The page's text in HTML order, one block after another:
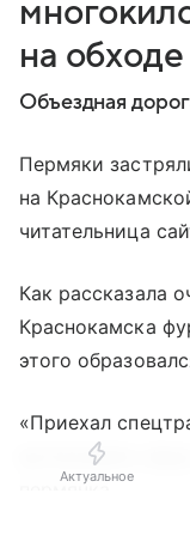
на
Объездная
Пермяки
на
читательница
Как рассказала
Краснокамска
этого
«Приехал
вытаскивать
пермячка.
Актуальное